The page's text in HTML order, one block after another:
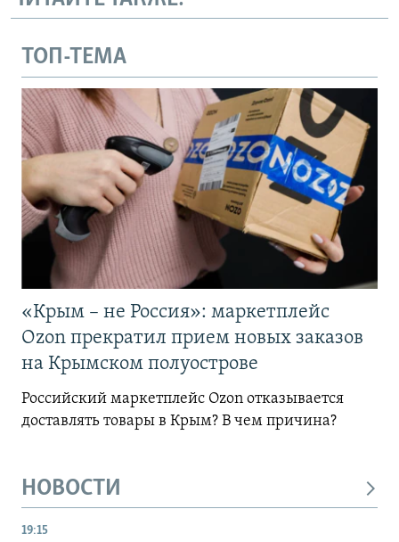
ТОП-ТЕМА
«Крым – не Россия»: маркетплейс
Ozon прекратил прием новых заказов
на Крымском полуострове
Российский маркетплейс Ozon отказывается
доставлять товары в Крым? В чем причина?
НОВОСТИ
19:15